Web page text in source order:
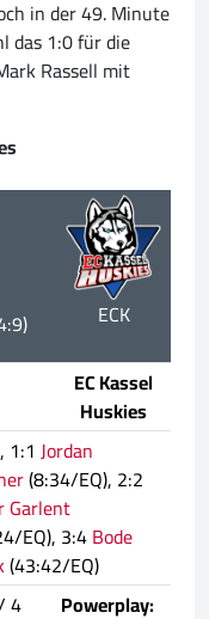
in der 49. Minute
das 1:0 für die
Rassell mit
ECK
EC Kassel
Huskies
1:1Jordan
(8:34/EQ), 2:2
Garlent
EQ), 3:4Bode
(43:42/EQ)
4
Powerplay: